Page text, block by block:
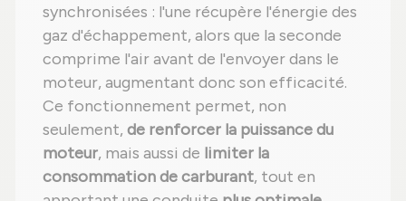
synchronisées : l'une récupère l'énergie des
gaz d'échappement, alors que la seconde
comprime l'air avant de l'envoyer dans le
moteur, augmentant donc son efficacité.
Ce fonctionnement permet, non
seulement, de renforcer la puissance du
moteur, mais aussi de limiter la
consommation de carburant, tout en